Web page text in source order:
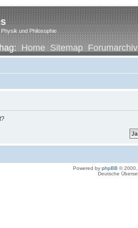
und Philosophie
Home Sitemap Forumarchiv
Powered by phpBB © 2000,
Deutsche